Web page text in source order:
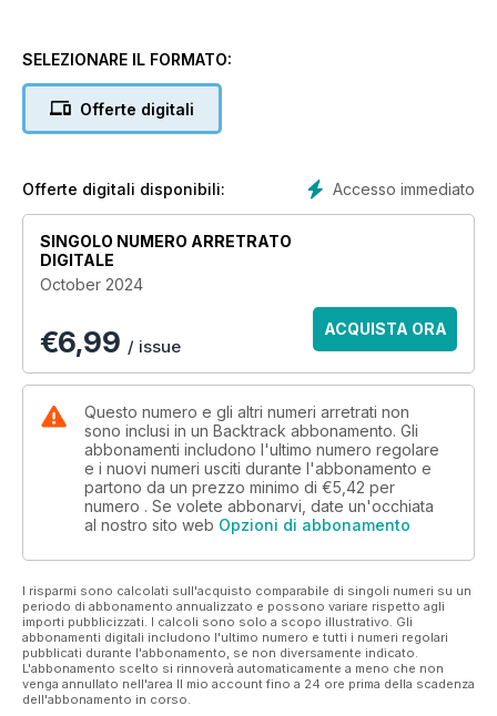
SELEZIONARE IL FORMATO:
Offerte digitali
Accesso immediato
Offerte digitali disponibili:
SINGOLO NUMERO ARRETRATO
DIGITALE
October 2024
€6,99 / issue
ACQUISTA ORA
Questo numero e gli altri numeri arretrati non
sono inclusi in un Backtrack abbonamento. Gli
abbonamenti includono l'ultimo numero regolare
e i nuovi numeri usciti durante l'abbonamento e
partono da un prezzo minimo di €5,42 per
numero . Se volete abbonarvi, date un'occhiata
al nostro sito web Opzioni di abbonamento
I risparmi sono calcolati sull'acquisto comparabile di singoli numeri su un
periodo di abbonamento annualizzato e possono variare rispetto agli
importi pubblicizzati. I calcoli sono solo a scopo illustrativo. Gli
abbonamenti digitali includono l'ultimo numero e tutti i numeri regolari
pubblicati durante l'abbonamento, se non diversamente indicato.
L'abbonamento scelto si rinnoverà automaticamente a meno che non
venga annullato nell'area Il mio account fino a 24 ore prima della scadenza
dell'abbonamento in corso.